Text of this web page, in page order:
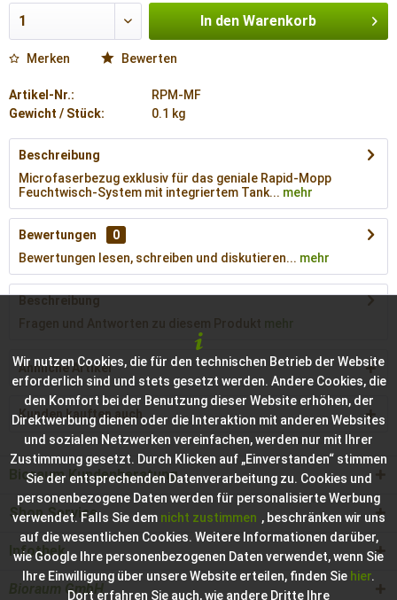
In den Warenkorb
Merken Bewerten
Artikel-Nr.:
RPM-MF
Gewicht / Stück:
0.1 kg
Beschreibung
Microfaserbezug exklusiv für das geniale Rapid-Mopp
Feuchtwisch-System mit integriertem Tank... mehr
Bewertungen
0
Bewertungen lesen, schreiben und diskutieren... mehr
Beschreibung
Fragen und Antworten zu diesem Produkt mehr
Ähnliche Artikel
Kunden kauften auch
Bioraum Kundenberatung
Shop Service
Infothek
Bioraum GmbH
Wir nutzen Cookies, die für den technischen Betrieb der Website
erforderlich sind und stets gesetzt werden. Andere Cookies, die
den Komfort bei der Benutzung dieser Website erhöhen, der
Direktwerbung dienen oder die Interaktion mit anderen Websites
und sozialen Netzwerken vereinfachen, werden nur mit Ihrer
Zustimmung gesetzt. Durch Klicken auf „Einverstanden“ stimmen
Sie der entsprechenden Datenverarbeitung zu. Cookies und
personenbezogene Daten werden für personalisierte Werbung
verwendet. Falls Sie dem nicht zustimmen , beschränken wir uns
auf die wesentlichen Cookies. Weitere Informationen darüber,
wie Google Ihre personenbezogenen Daten verwendet, wenn Sie
Ihre Einwilligung über unsere Website erteilen, finden Sie hier.
Dort erfahren Sie auch, wie andere Dritte Ihre